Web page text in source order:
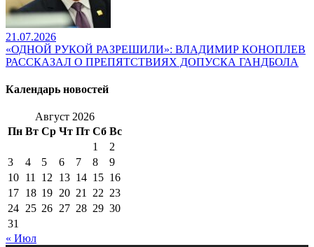
21.07.2026
«ОДНОЙ РУКОЙ РАЗРЕШИЛИ»: ВЛАДИМИР КОНОПЛЕВ
РАССКАЗАЛ О ПРЕПЯТСТВИЯХ ДОПУСКА ГАНДБОЛА
Календарь новостей
Август 2026
Пн Вт Ср Чт Пт Сб Вс
1
2
3
4 5 6 7 8
9
10 11 12 13 14 15 16
17 18 19 20 21 22 23
24 25 26 27 28 29 30
31
« Июл